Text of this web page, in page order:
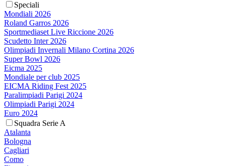
Speciali
Mondiali 2026
Roland Garros 2026
Sportmediaset Live Riccione 2026
Scudetto Inter 2026
Olimpiadi Invernali Milano Cortina 2026
Super Bowl 2026
Eicma 2025
Mondiale per club 2025
EICMA Riding Fest 2025
Paralimpiadi Parigi 2024
Olimpiadi Parigi 2024
Euro 2024
Squadra Serie A
Atalanta
Bologna
Cagliari
Como